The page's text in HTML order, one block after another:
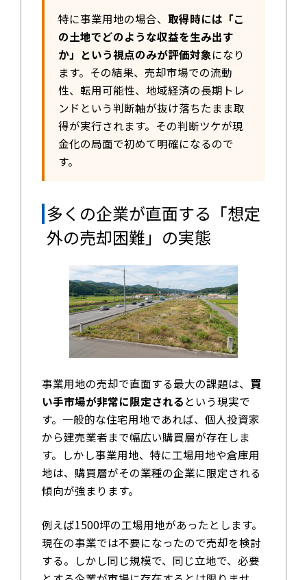
特に事業用地の場合、 取得時には「こ
の土地でどのような収益を生み出す
か」という視点のみが評価対象になり
ます。その結果、売却市場での流動
性、転用可能性、地域経済の長期トレ
ンドという判断軸が抜け落ちたまま取
得が実行されます。その判断ツケが現
金化の局面で初めて明確になるので
す。
多くの企業が直面する「想定
外の売却困難」の実態
事業用地の売却で直面する最大の課題は、
買
い手市場が非常に限定される という現実で
す。一般的な住宅用地であれば、個人投資家
から建売業者まで幅広い購買層が存在しま
す。しかし事業用地、特に工場用地や倉庫用
地は、購買層がその業種の企業に限定される
傾向が強まります。
例えば1500坪の工場用地があったとします。
現在の事業では不要になったので売却を検討
する。しかし同じ規模で、同じ立地で、必要